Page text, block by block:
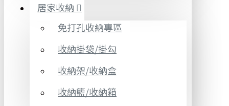
居家收納
免打孔收納專區
收納掛袋/掛勾
收納架/收納盒
收納籃/收納箱